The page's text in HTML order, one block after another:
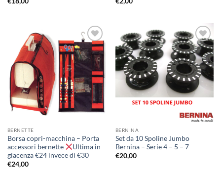
Aggiungi
alla lista
dei
desideri
BERNETTE
Borsa copri-macchina – Porta
accessori bernette
Ultima in
giacenza €24 invece di €30
€24,00
Aggiungi
alla lista
dei
desideri
BERNINA
Set da 10 Spoline Jumbo
Bernina – Serie 4 – 5 – 7
€20,00